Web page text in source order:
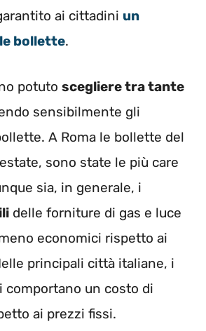
ai cittadini un
bollette.
potuto scegliere tra tante
sensibilmente gli
A Roma le bollette del
sono state le più care
sia, in generale, i
delle forniture di gas e luce
economici rispetto ai
principali città italiane, i
comportano un costo di
ai prezzi fissi.